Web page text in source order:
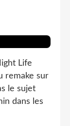
Life
remake sur
le sujet
dans les